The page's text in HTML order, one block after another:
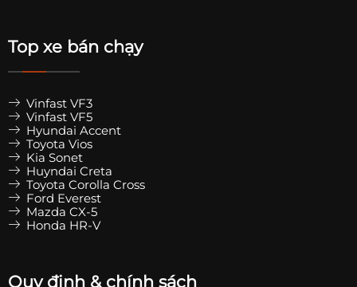
Top xe bán chạy
Vinfast VF3
Vinfast VF5
Hyundai Accent
Toyota Vios
Kia Sonet
Huyndai Creta
Toyota Corolla Cross
Ford Everest
Mazda CX-5
Honda HR-V
Quy định & chính sách